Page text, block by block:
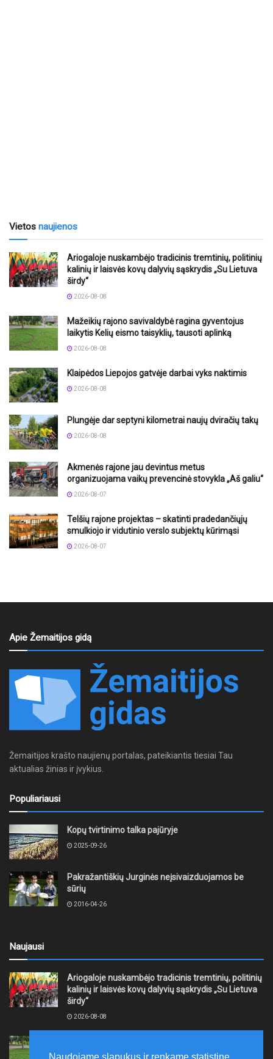
Vietos naujienos
Ariogaloje nuskambėjo tradicinis tremtinių, politinių
kalinių ir laisvės kovų dalyvių sąskrydis „Su Lietuva
širdy“
2026-08-08
Mažeikių rajono savivaldybė ragina gyventojus
laikytis Kelių eismo taisyklių, tausoti aplinką
2026-08-08
Klaipėdos Liepojos gatvėje darbai vyks naktimis
2026-08-08
Plungėje dar septyni kilometrai naujų dviračių takų
2026-08-08
Akmenės rajone jau devintus metus
organizuojama vaikų prevencinė stovykla „Aš galiu“
2026-08-07
Telšių rajone projektas – skatinti pradedančiųjų
smulkiojo ir vidutinio verslo subjektų kūrimąsi
2026-08-07
Apie Žemaitijos gidą
Žemaitijos krašto naujienų portalas, pateikiantis tiesiai Tau
aktualias žinias ir įvykius.
Populiariausi
Kopų tvirtinimo talka pajūryje
2025-09-26
Pakražantiškių Jurginės neįsivaizduojamos be
sūrių
2016-04-26
Naujausi
Ariogaloje nuskambėjo tradicinis tremtinių, politinių
kalinių ir laisvės kovų dalyvių sąskrydis „Su Lietuva
širdy“
2026-08-08
laikytis Kelių eismo taisyklių, tausoti aplinką
Naudojame slapukus ir renkame statistinę